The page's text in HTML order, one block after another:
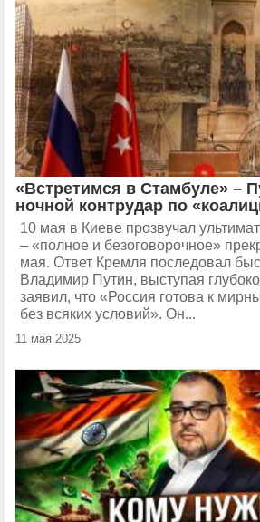
«Встретимся в Стамбуле» –
ночной контрудар по
10 мая в Киеве прозвучал
– «полное и безоговорочное»
мая. Ответ Кремля последовал
Владимир Путин, выступая
заявил, что «Россия готова к
без всяких условий». Он...
11 мая 2025